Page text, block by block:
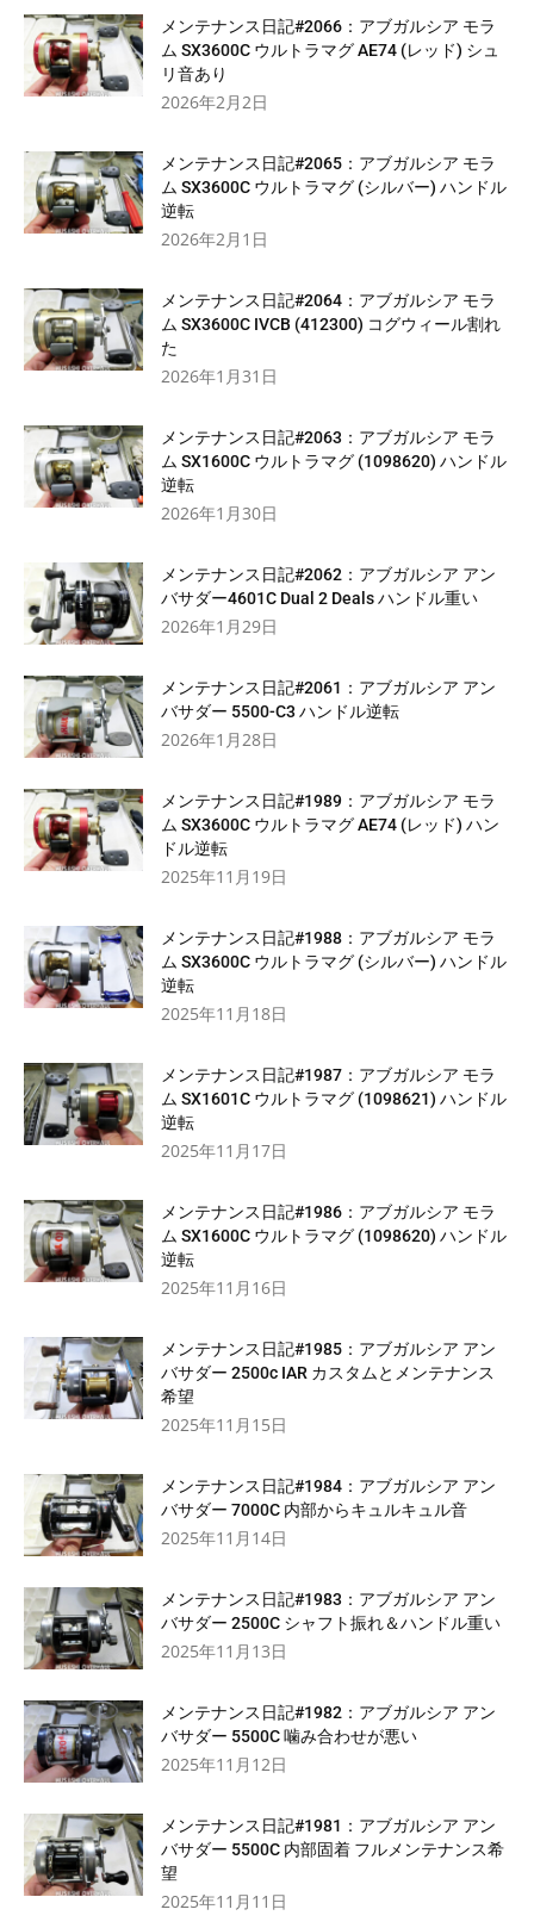
メンテナンス日記#2066：アブガルシア モラ
ム SX3600C ウルトラマグ AE74 (レッド) シュ
リ音あり
2026年2月2日
メンテナンス日記#2065：アブガルシア モラ
ム SX3600C ウルトラマグ (シルバー) ハンドル
逆転
2026年2月1日
メンテナンス日記#2064：アブガルシア モラ
ム SX3600C IVCB (412300) コグウィール割れ
た
2026年1月31日
メンテナンス日記#2063：アブガルシア モラ
ム SX1600C ウルトラマグ (1098620) ハンドル
逆転
2026年1月30日
メンテナンス日記#2062：アブガルシア アン
バサダー4601C Dual 2 Deals ハンドル重い
2026年1月29日
メンテナンス日記#2061：アブガルシア アン
バサダー 5500-C3 ハンドル逆転
2026年1月28日
メンテナンス日記#1989：アブガルシア モラ
ム SX3600C ウルトラマグ AE74 (レッド) ハン
ドル逆転
2025年11月19日
メンテナンス日記#1988：アブガルシア モラ
ム SX3600C ウルトラマグ (シルバー) ハンドル
逆転
2025年11月18日
メンテナンス日記#1987：アブガルシア モラ
ム SX1601C ウルトラマグ (1098621) ハンドル
逆転
2025年11月17日
メンテナンス日記#1986：アブガルシア モラ
ム SX1600C ウルトラマグ (1098620) ハンドル
逆転
2025年11月16日
メンテナンス日記#1985：アブガルシア アン
バサダー 2500c IAR カスタムとメンテナンス
希望
2025年11月15日
メンテナンス日記#1984：アブガルシア アン
バサダー 7000C 内部からキュルキュル音
2025年11月14日
メンテナンス日記#1983：アブガルシア アン
バサダー 2500C シャフト振れ＆ハンドル重い
2025年11月13日
メンテナンス日記#1982：アブガルシア アン
バサダー 5500C 噛み合わせが悪い
2025年11月12日
メンテナンス日記#1981：アブガルシア アン
バサダー 5500C 内部固着 フルメンテナンス希
望
2025年11月11日